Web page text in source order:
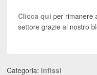
Clicca qui per rimanere
settore grazie al nostro
Categoria: Infissi